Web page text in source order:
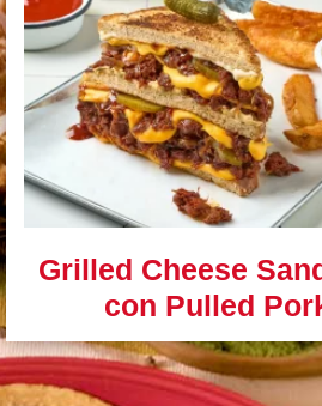
Grilled Cheese
con Pulled